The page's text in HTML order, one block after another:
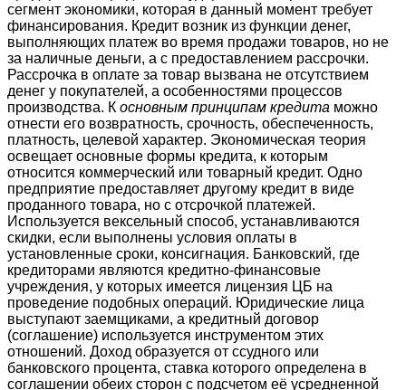
сегмент экономики, которая в данный момент требует
финансирования. Кредит возник из функции денег,
выполняющих платеж во время продажи товаров, но не
за наличные деньги, а с предоставлением рассрочки.
Рассрочка в оплате за товар вызвана не отсутствием
денег у покупателей, а особенностями процессов
производства. К основным принципам кредита можно
отнести его возвратность, срочность, обеспеченность,
платность, целевой характер. Экономическая теория
освещает основные формы кредита, к которым
относится коммерческий или товарный кредит. Одно
предприятие предоставляет другому кредит в виде
проданного товара, но с отсрочкой платежей.
Используется вексельный способ, устанавливаются
скидки, если выполнены условия оплаты в
установленные сроки, консигнация. Банковский, где
кредиторами являются кредитно-финансовые
учреждения, у которых имеется лицензия ЦБ на
проведение подобных операций. Юридические лица
выступают заемщиками, а кредитный договор
(соглашение) используется инструментом этих
отношений. Доход образуется от ссудного или
банковского процента, ставка которого определена в
соглашении обеих сторон с подсчетом её усредненной